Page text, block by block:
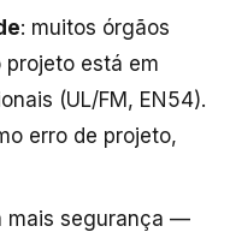
: muitos órgãos
está em
(UL/FM, EN54).
erro de projeto,
mais segurança —